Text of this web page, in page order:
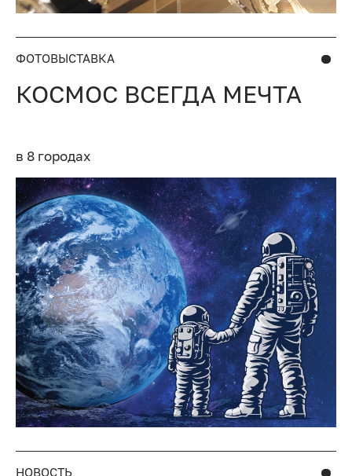
ФОТОВЫСТАВКА
КОСМОС ВСЕГДА МЕЧТА
в 8 городах
НОВОСТЬ